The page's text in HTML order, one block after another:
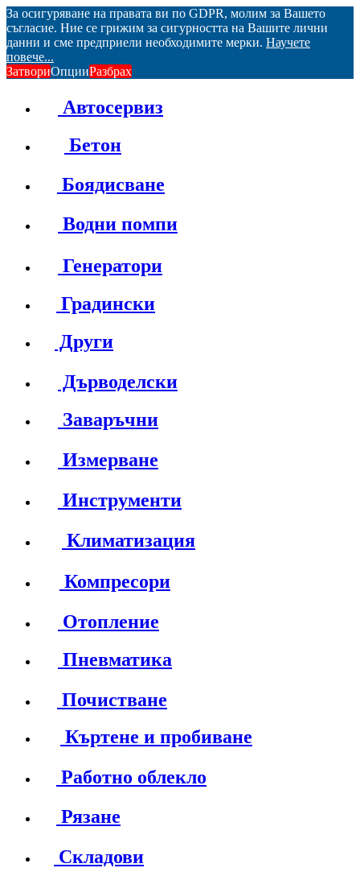
За осигуряване на правата ви по GDPR, молим за Вашето
съгласие. Ние се грижим за сигурността на Вашите лични
данни и сме предприели необходимите мерки. Научете
повече...
ЗатвориОпцииРазбрах
Автосервиз
Бетон
Боядисване
Водни помпи
Генератори
Градински
Други
Дърводелски
Заваръчни
Измерване
Инструменти
Климатизация
Компресори
Отопление
Пневматика
Почистване
Къртене и пробиване
Работно облекло
Рязане
Складови